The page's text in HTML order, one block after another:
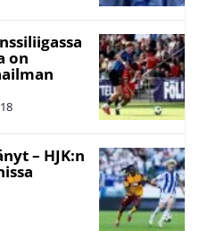
on
– HJK:n